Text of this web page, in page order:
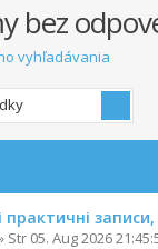
bez
vyhľadávania
практичні
Str 05. Aug 2026